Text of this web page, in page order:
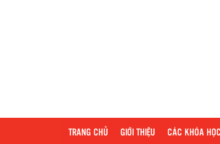
TRANG CHỦ GIỚI THIỆU CÁC KHÓA HỌC